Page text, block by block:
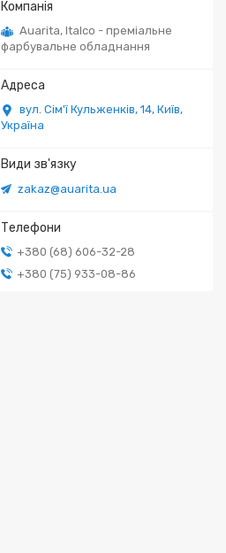
Auarita, Italco - преміальне
фарбувальне обладнання
вул. Сім'ї Кульженків, 14, Київ,
Україна
zakaz@auarita.ua
+380 (68) 606-32-28
+380 (75) 933-08-86